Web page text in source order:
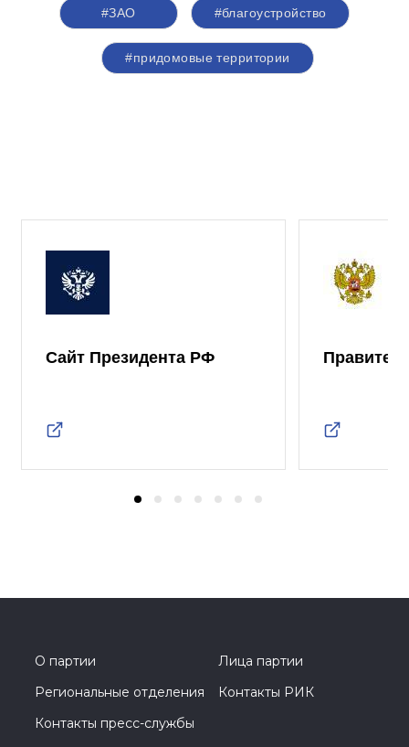
#ЗАО #благоустройство
#придомовые территории
Сайт Президента РФ
О партии
Лица партии
Региональные отделения
Контакты РИК
Контакты пресс-службы